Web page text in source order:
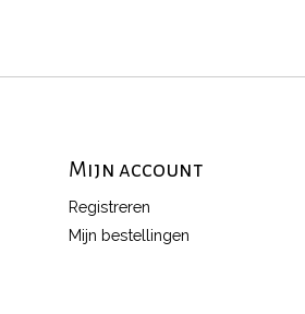
Mijn account
Registreren
Mijn bestellingen